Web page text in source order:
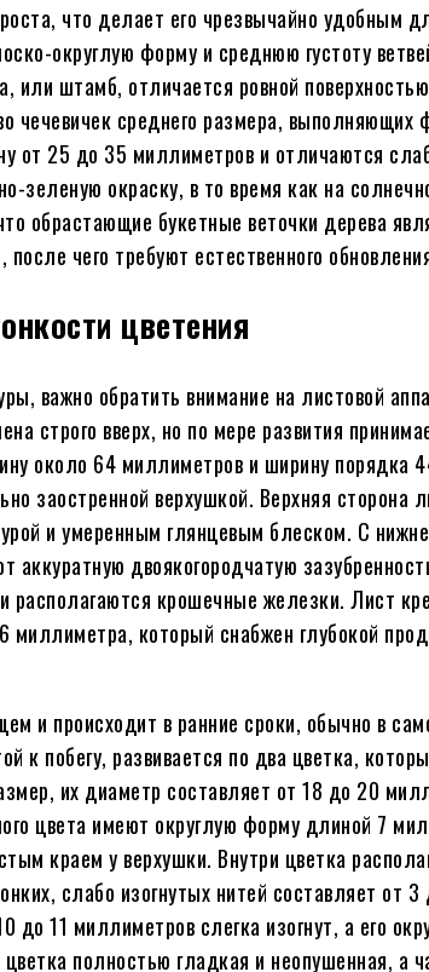
что делает его чрезвычайно удобным
округлую форму и среднюю густоту
или штамб, отличается ровной
чечевичек среднего размера, выполняющих
от 25 до 35 миллиметров и отличаются
зеленую окраску, в то время как на
обрастающие букетные веточки дерева
чего требуют естественного
цветения
важно обратить внимание на листовой
строго вверх, но по мере развития
около 64 миллиметров и ширину порядка
заостренной верхушкой. Верхняя сторона
и умеренным глянцевым блеском. С
двоякогородчатую
располагаются крошечные железки. Лист
который снабжен глубокой
и происходит в ранние сроки, обычно в
к побегу, развивается по два цветка,
их диаметр составляет от 18 до 20
цвета имеют округлую форму длиной 7
краем у верхушки. Внутри цветка
слабо изогнутых нитей составляет от
11 миллиметров слегка изогнут, а его
полностью гладкая и неопушенная, а